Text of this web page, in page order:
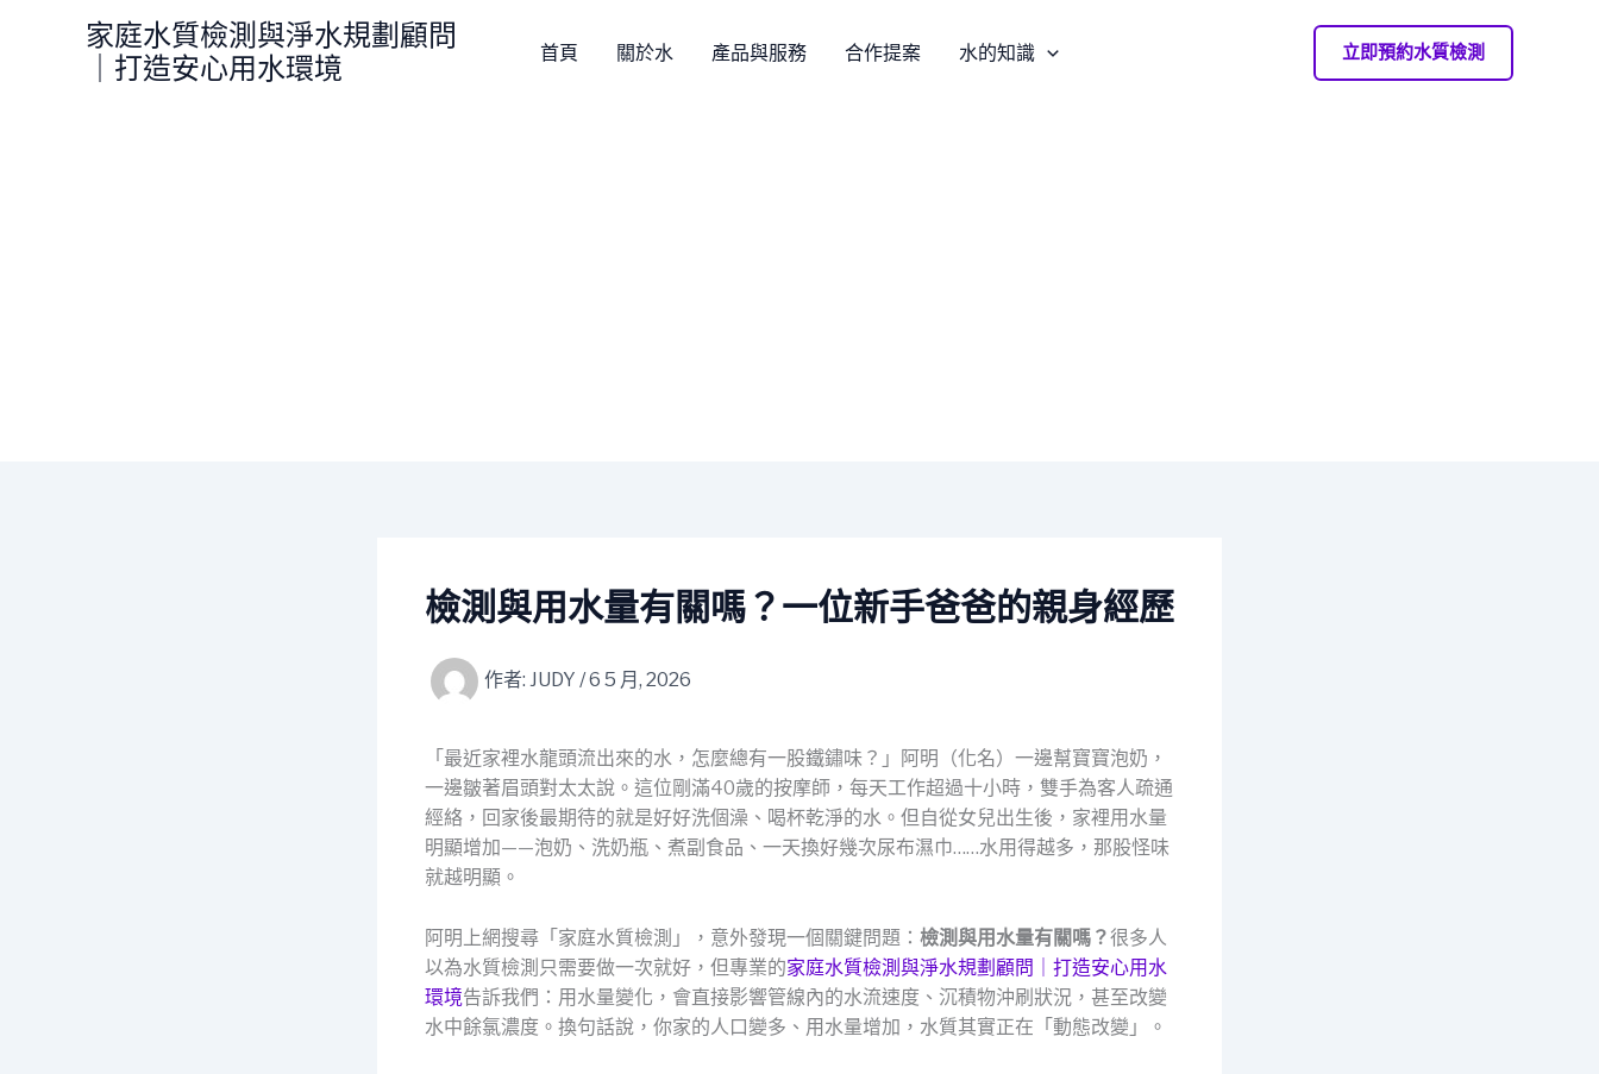
家庭水質檢測與淨水規劃顧問
｜打造安心用水環境
首頁 關於水 產品與服務 合作提案 水的知識 立即預約水質檢測
檢測與用水量有關嗎？一位新手爸爸的親身經歷
作者: JUDY /6 5 月, 2026
「最近家裡水龍頭流出來的水，怎麼總有一股鐵鏽味？」阿明（化名）一邊幫寶寶泡奶，
一邊皺著眉頭對太太說。這位剛滿40歲的按摩師，每天工作超過十小時，雙手為客人疏通
經絡，回家後最期待的就是好好洗個澡、喝杯乾淨的水。但自從女兒出生後，家裡用水量
明顯增加——泡奶、洗奶瓶、煮副食品、一天換好幾次尿布濕巾……水用得越多，那股怪味
就越明顯。
阿明上網搜尋「家庭水質檢測」，意外發現一個關鍵問題： 檢測與用水量有關嗎？很多人
以為水質檢測只需要做一次就好，但專業的家庭水質檢測與淨水規劃顧問｜打造安心用水
環境告訴我們：用水量變化，會直接影響管線內的水流速度、沉積物沖刷狀況，甚至改變
水中餘氯濃度。換句話說，你家的人口變多、用水量增加，水質其實正在「動態改變」。